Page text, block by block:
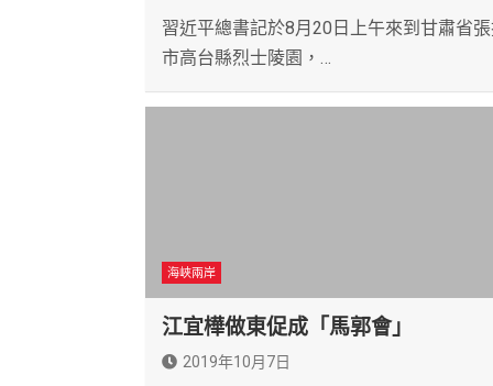
習近平總書記於8月20日上午來到甘肅省
市高台縣烈士陵園，…
海峽兩岸
江宜樺做東促成「馬郭會」
2019年10月7日